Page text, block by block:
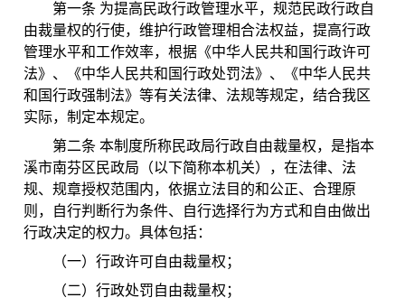
第一条 为提高 民政行政管理水平，规范民政行政自
由裁量权的行使，维护行政管理相合法权益，提高行政
管理水平和工作效率，根据《中华人民共和国行政许可
法》、《中华人民共和国行政处罚法》、《中华人民共
和国行政强制法》等有关法律、法规等规定，结合我区
实际，制定本规定。
第二条 本制度所称民政局行政自由裁量权，是指本
溪市南芬区民政局（以下简称本机关），在法律、法
规、规章授权范围内，依据立法目的和公正、合理原
则，自行判断行为条件、自行选择行为方式和自由做出
行政决定的权力。具体包括：
（一）行政许可自由裁量权；
（二）行政处罚自由裁量权；